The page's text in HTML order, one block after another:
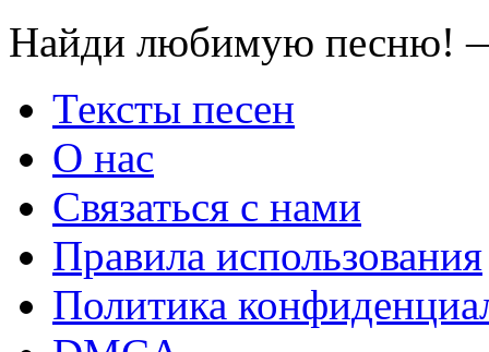
Найди любимую песню!
Тексты песен
О нас
Связаться с нами
Правила использования
Политика